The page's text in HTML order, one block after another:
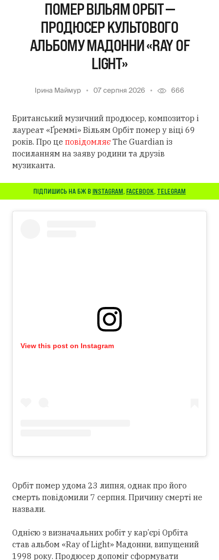
ПОМЕР ВІЛЬЯМ ОРБІТ —
ПРОДЮСЕР КУЛЬТОВОГО
АЛЬБОМУ МАДОННИ «RAY OF
LIGHT»
Ірина Маймур 07 серпня 2026 666
Британський музичний продюсер, композитор і
лауреат «Ґреммі» Вільям Орбіт помер у віці 69
років. Про це повідомляєThe Guardian із
посиланням на заяву родини та друзів
музиканта.
ПІДПИШИСЬ НА БЖ В INSTAGRAM, FACEBOOK, TELEGRAM
View this post on Instagram
Орбіт помер удома 23 липня, однак про його
смерть повідомили 7 серпня. Причину смерті не
назвали.
Однією з визначальних робіт у кар’єрі Орбіта
став альбом «Ray of Light» Мадонни, випущений
1998 року. Продюсер допоміг сформувати